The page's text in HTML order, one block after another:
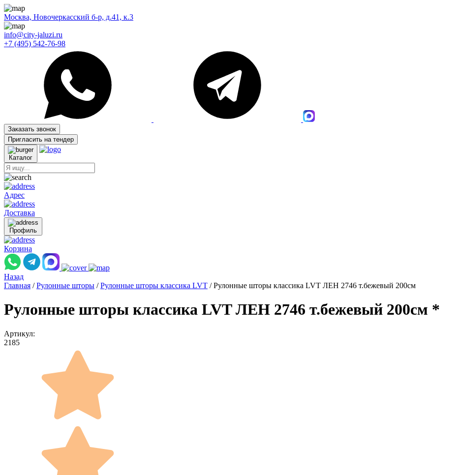
Москва, Новочеркасский б-р, д.41, к.3
info@city-jaluzi.ru
+7 (495) 542-76-98
Заказать звонок
Пригласить на тендер
Каталог
Адрес
Доставка
Профиль
Корзина
Назад
Главная / Рулонные шторы / Рулонные шторы классика LVT / Рулонные шторы классика LVT ЛЕН 2746 т.бежевый 200см
Рулонные шторы классика LVT ЛЕН 2746 т.бежевый 200см *
Артикул:
2185